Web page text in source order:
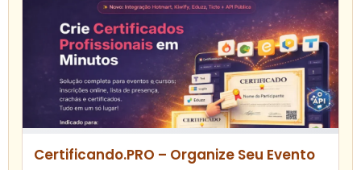
Certificando.PRO – Organize Seu Evento